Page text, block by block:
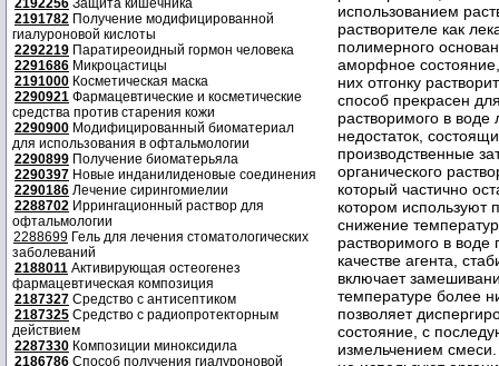
2192256 Защита кишечника
2191782 Получение модифицированной
гиалуроновой кислоты
2292219 Паратиреоидный гормон человека
2291686 Микроцастицы
2191000 Косметическая маска
2290921 Фармацевтические и косметические
средства против старения кожи
2290900 Модифицированный биоматериал
для использования в офтальмологии
2290899 Получение биоматерьяла
2290397 Новые инданилиденовые соединения
2290186 Лечение сирингомиелии
2288702 Иррингационный раствор для
офтальмологии
2288699 Гель для лечения стоматологических
заболеваний
2188011 Активирующая остеогенез
фармацевтическая композиция
2187327 Средство с антисептиком
2187325 Средство с радиопротекторным
действием
2287330 Композиции миноксидила
2186786 Способ получения гиалуроновой
использованием
растворителе как
полимерного
аморфное состояние,
них отгонку
способ прекрасен
растворимого в воде
недостаток,
производственные
органического
который частично
котором используют
снижение
растворимого в воде
качестве агента,
включает
температуре более
позволяет
состояние, с
измельчением